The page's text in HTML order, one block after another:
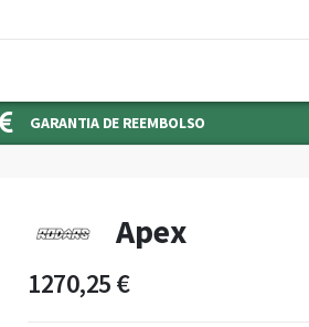
GARANTIA DE REEMBOLSO
Apex
1270,25 €